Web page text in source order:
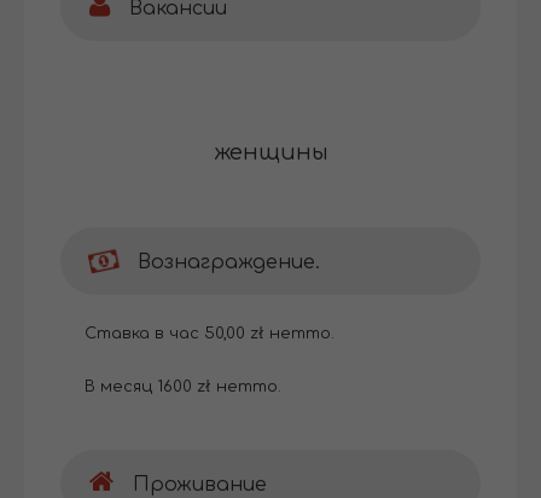
Вакансии
женщины
Вознаграждение.
Ставка в час 50,00 zł нетто.
В месяц 1600 zł нетто.
Проживание